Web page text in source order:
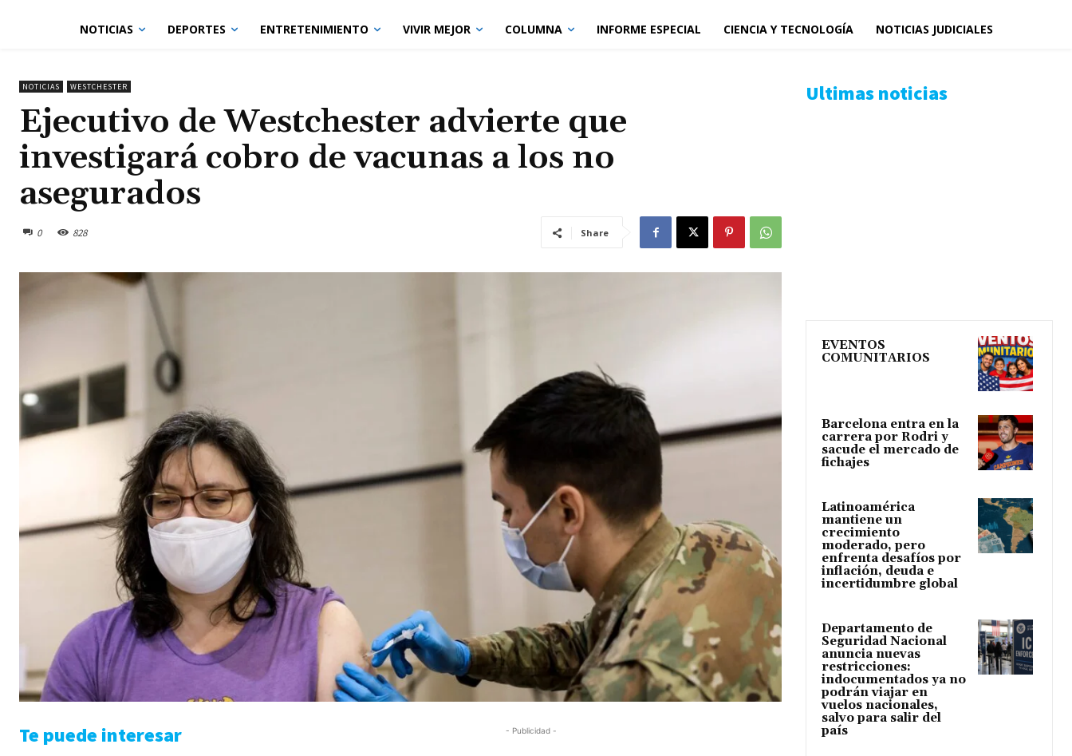
NOTICIAS DEPORTES ENTRETENIMIENTO VIVIR MEJOR COLUMNA INFORME ESPECIAL CIENCIA Y TECNOLOGÍA NOTICIAS JUDICIALES
NOTICIAS WESTCHESTER
Ejecutivo de Westchester advierte que
investigará cobro de vacunas a los no
asegurados
0 828 Share
Te puede interesar - Publicidad -
Ultimas noticias
EVENTOS
COMUNITARIOS
Barcelona entra en la
carrera por Rodri y
sacude el mercado de
fichajes
Latinoamérica
mantiene un
crecimiento
moderado, pero
enfrenta desafíos por
inflación, deuda e
incertidumbre global
Departamento de
Seguridad Nacional
anuncia nuevas
restricciones:
indocumentados ya no
podrán viajar en
vuelos nacionales,
salvo para salir del
país